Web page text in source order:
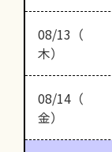
08/13（
木）
08/14（
金）